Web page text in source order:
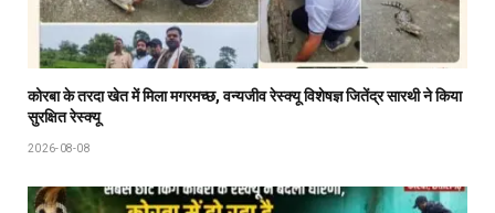
कोरबा के तरदा खेत में मिला मगरमच्छ, वन्यजीव रेस्क्यू विशेषज्ञ जितेंद्र सारथी ने किया
सुरक्षित रेस्क्यू
2026-08-08